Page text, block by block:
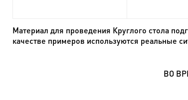
Материал для проведения Круглого стола
качестве примеров используются реальные
ВО